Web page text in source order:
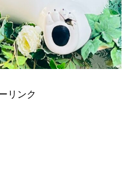
リンク